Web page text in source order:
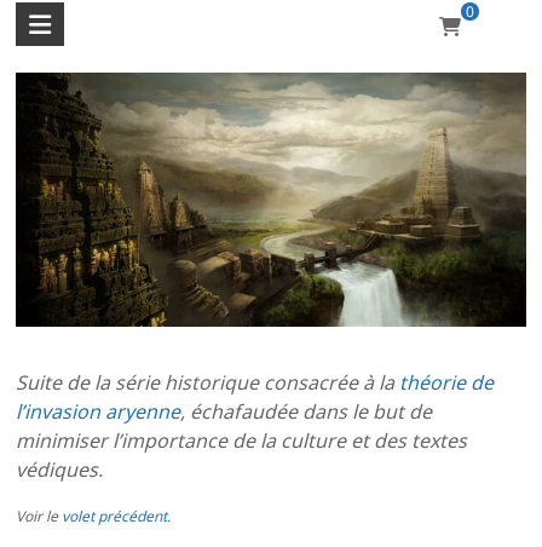
0
Suite de la série historique consacrée à la théorie de
l’invasion aryenne, échafaudéedans le but de
minimiser l’importance de la culture et des textes
védiques.
Voir levolet précédent.